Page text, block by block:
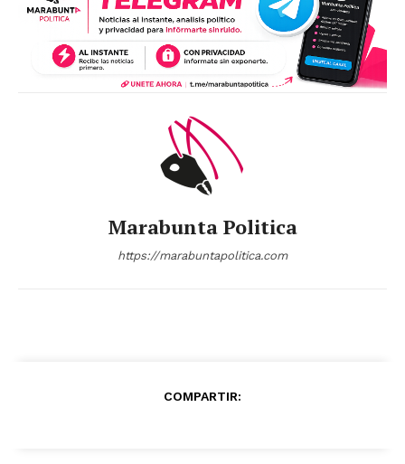
Marabunta Politica
https://marabuntapolitica.com
COMPARTIR: